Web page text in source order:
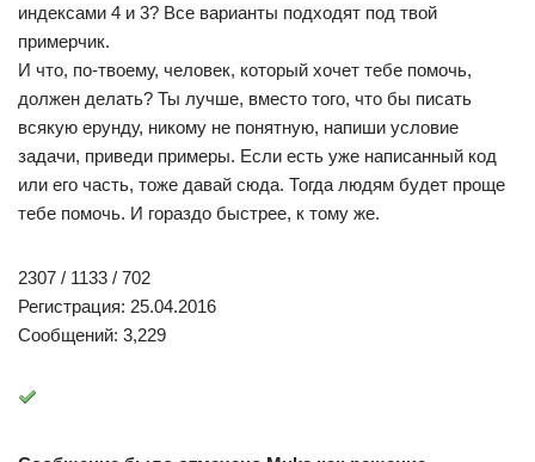
индексами 4 и 3? Все варианты подходят под твой
примерчик.
И что, по-твоему, человек, который хочет тебе помочь,
должен делать? Ты лучше, вместо того, что бы писать
всякую ерунду, никому не понятную, напиши условие
задачи, приведи примеры. Если есть уже написанный код
или его часть, тоже давай сюда. Тогда людям будет проще
тебе помочь. И гораздо быстрее, к тому же.
2307 / 1133 / 702
Регистрация: 25.04.2016
Сообщений: 3,229